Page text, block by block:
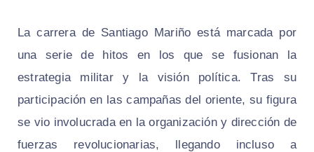
La carrera de Santiago Mariño está marcada por
una serie de hitos en los que se fusionan la
estrategia militar y la visión política. Tras su
participación en las campañas del oriente, su figura
se vio involucrada en la organización y dirección de
fuerzas revolucionarias, llegando incluso a